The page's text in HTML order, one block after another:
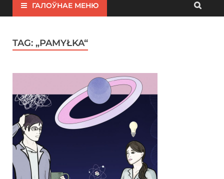
ГАЛОЎНАЕ МЕНЮ
TAG: „PAMYŁKA“